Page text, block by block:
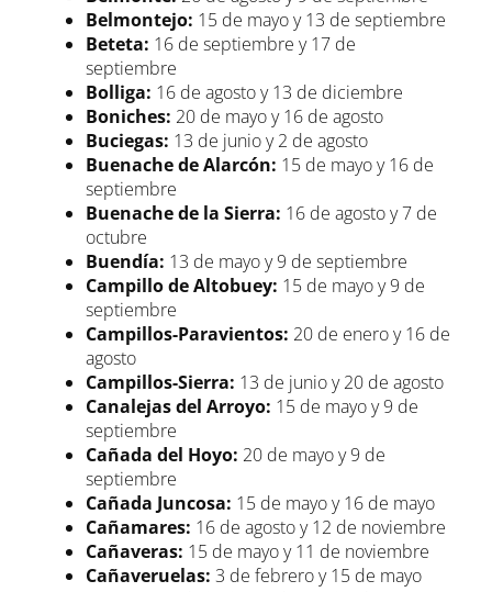
Belmontejo: 15 de mayo y 13 de septiembre
Beteta: 16 de septiembre y 17 de
septiembre
Bolliga: 16 de agosto y 13 de diciembre
Boniches: 20 de mayo y 16 de agosto
Buciegas: 13 de junio y 2 de agosto
Buenache de Alarcón: 15 de mayo y 16 de
septiembre
Buenache de la Sierra: 16 de agosto y 7 de
octubre
Buendía: 13 de mayo y 9 de septiembre
Campillo de Altobuey: 15 de mayo y 9 de
septiembre
Campillos-Paravientos: 20 de enero y 16 de
agosto
Campillos-Sierra: 13 de junio y 20 de agosto
Canalejas del Arroyo: 15 de mayo y 9 de
septiembre
Cañada del Hoyo: 20 de mayo y 9 de
septiembre
Cañada Juncosa: 15 de mayo y 16 de mayo
Cañamares: 16 de agosto y 12 de noviembre
Cañaveras: 15 de mayo y 11 de noviembre
Cañaveruelas: 3 de febrero y 15 de mayo